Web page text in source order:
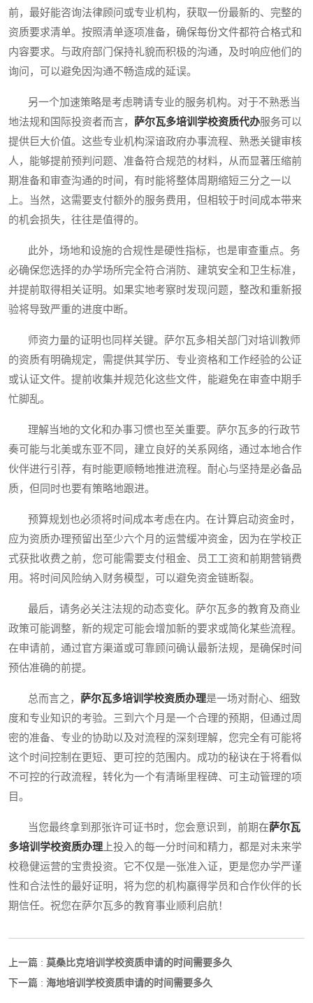
前，最好能咨询法律顾问或专业机构，获取一份最新的、完整的
资质要求清单。按照清单逐项准备，确保每份文件都符合格式和
内容要求。与政府部门保持礼貌而积极的沟通，及时响应他们的
询问，可以避免因沟通不畅造成的延误。
另一个加速策略是考虑聘请专业的服务机构。对于不熟悉当
地法规和国际投资者而言， 萨尔瓦多培训学校资质代办服务可以
提供巨大价值。这些专业机构深谙政府办事流程、熟悉关键审核
人，能够提前预判问题、准备符合规范的材料，从而显著压缩前
期准备和审查沟通的时间，有时能将整体周期缩短三分之一以
上。当然，这需要支付额外的服务费用，但相较于时间成本带来
的机会损失，往往是值得的。
此外，场地和设施的合规性是硬性指标，也是审查重点。务
必确保您选择的办学场所完全符合消防、建筑安全和卫生标准，
并提前取得相关证明。如果实地考察时发现问题，整改和重新报
验将导致严重的进度中断。
师资力量的证明也同样关键。萨尔瓦多相关部门对培训教师
的资质有明确规定，需提供其学历、专业资格和工作经验的公证
或认证文件。提前收集并规范化这些文件，能避免在审查中期手
忙脚乱。
理解当地的文化和办事习惯也至关重要。萨尔瓦多的行政节
奏可能与北美或东亚不同，建立良好的关系网络，通过本地合作
伙伴进行引荐，有时能更顺畅地推进流程。耐心与坚持是必备品
质，但同时也要有策略地跟进。
预算规划也必须将时间成本考虑在内。在计算启动资金时，
应为资质办理预留出至少六个月的运营缓冲资金，因为在学校正
式获批收费之前，您可能需要支付租金、员工工资和前期营销费
用。将时间风险纳入财务模型，可以避免资金链断裂。
最后，请务必关注法规的动态变化。萨尔瓦多的教育及商业
政策可能调整，新的规定可能会增加新的要求或简化某些流程。
在申请前，通过官方渠道或可靠顾问确认最新法规，是确保时间
预估准确的前提。
总而言之， 萨尔瓦多培训学校资质办理是一场对耐心、细致
度和专业知识的考验。三到六个月是一个合理的预期，但通过周
密的准备、专业的协助以及对流程的深刻理解，您完全有可能将
这个时间控制在更短、更可控的范围内。成功的秘诀在于将看似
不可控的行政流程，转化为一个有清晰里程碑、可主动管理的项
目。
当您最终拿到那张许可证书时，您会意识到，前期在萨尔瓦
多培训学校资质办理 上投入的每一分时间和精力，都是对未来学
校稳健运营的宝贵投资。它不仅是一张准入证，更是您办学严谨
性和合法性的最好证明，将为您的机构赢得学员和合作伙伴的长
期信任。祝您在萨尔瓦多的教育事业顺利启航！
上一篇 : 莫桑比克培训学校资质申请的时间需要多久
下一篇 : 海地培训学校资质申请的时间需要多久